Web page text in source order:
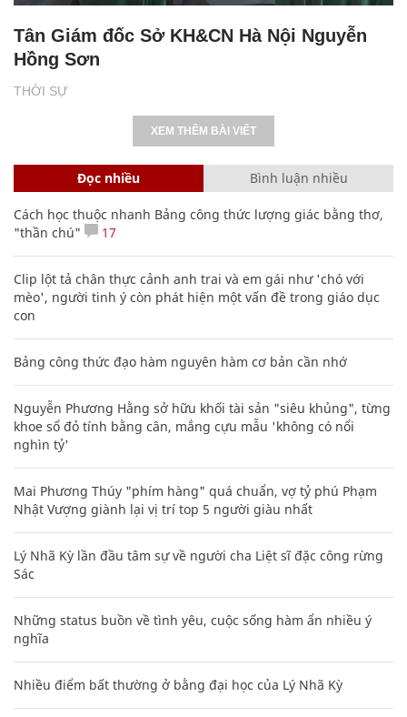
THỜI SỰ
Tân Giám đốc Sở KH&CN Hà Nội Nguyễn
Hồng Sơn
XEM THÊM BÀI VIẾT
Đọc nhiều Bình luận nhiều
Cách học thuộc nhanh Bảng công thức lượng giác bằng thơ,
"thần chú"
17
Clip lột tả chân thực cảnh anh trai và em gái như 'chó với
mèo', người tinh ý còn phát hiện một vấn đề trong giáo dục
con
Bảng công thức đạo hàm nguyên hàm cơ bản cần nhớ
Nguyễn Phương Hằng sở hữu khối tài sản "siêu khủng", từng
khoe sổ đỏ tính bằng cân, mắng cựu mẫu 'không có nổi
nghìn tỷ'
Mai Phương Thúy "phím hàng" quá chuẩn, vợ tỷ phú Phạm
Nhật Vượng giành lại vị trí top 5 người giàu nhất
Lý Nhã Kỳ lần đầu tâm sự về người cha Liệt sĩ đặc công rừng
Sác
Những status buồn về tình yêu, cuộc sống hàm ẩn nhiều ý
nghĩa
Nhiều điểm bất thường ở bằng đại học của Lý Nhã Kỳ